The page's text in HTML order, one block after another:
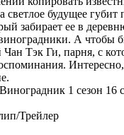
будущее губит
забирает ее в
А чтобы
Чан Тэк Ги, парня, с
1 сезон 16
Трейлер